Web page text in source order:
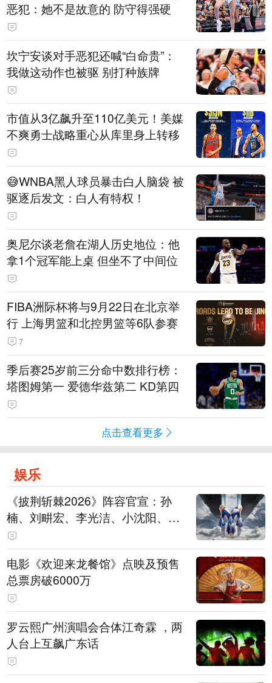
恶犯：她不是故意的 防守得强硬
坎宁安谈对手恶犯还喊“白命贵”：
我做这动作也被驱 别打种族牌
市值从3亿飙升至110亿美元！美媒
不爽勇士战略重心从库里身上转移
😅WNBA黑人球员暴击白人脑袋 被
驱逐后发文：白人有特权！
奥尼尔谈老詹在湖人历史地位：他
拿1个冠军能上桌 但坐不了中间位
FIBA洲际杯将与9月22日在北京举
行 上海男篮和北控男篮等6队参赛
7
季后赛25岁前三分命中数排行榜：
塔图姆第一 爱德华兹第二 KD第四
点击查看更多
娱乐
《披荆斩棘2026》阵容官宣：孙
楠、刘畊宏、李光洁、小沈阳、余
文乐、王传君等28位艺人
电影《欢迎来龙餐馆》点映及预售
总票房破6000万
罗云熙广州演唱会合体江奇霖 ，两
人台上互飙广东话